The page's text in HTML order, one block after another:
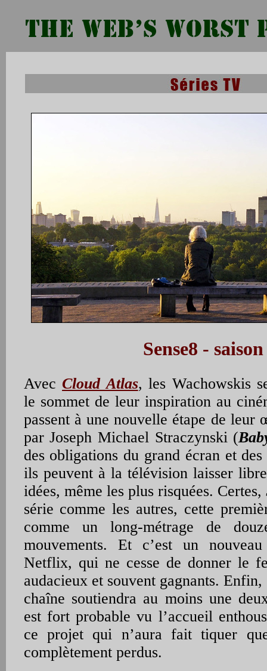
Sense8 -
Avec Cloud Atlas, les Wachowskis
le sommet de leur inspiration au
passent à une nouvelle étape de leur
par Joseph Michael Straczynski (
des obligations du grand écran et
ils peuvent à la télévision laisser
idées, même les plus risquées. Certes,
série comme les autres, cette
comme un long-métrage de
mouvements. Et c’est un
Netflix, qui ne cesse de donner le
audacieux et souvent gagnants. Enfin,
chaîne soutiendra au moins une
est fort probable vu l’accueil
ce projet qui n’aura fait tiquer
complètement perdus.